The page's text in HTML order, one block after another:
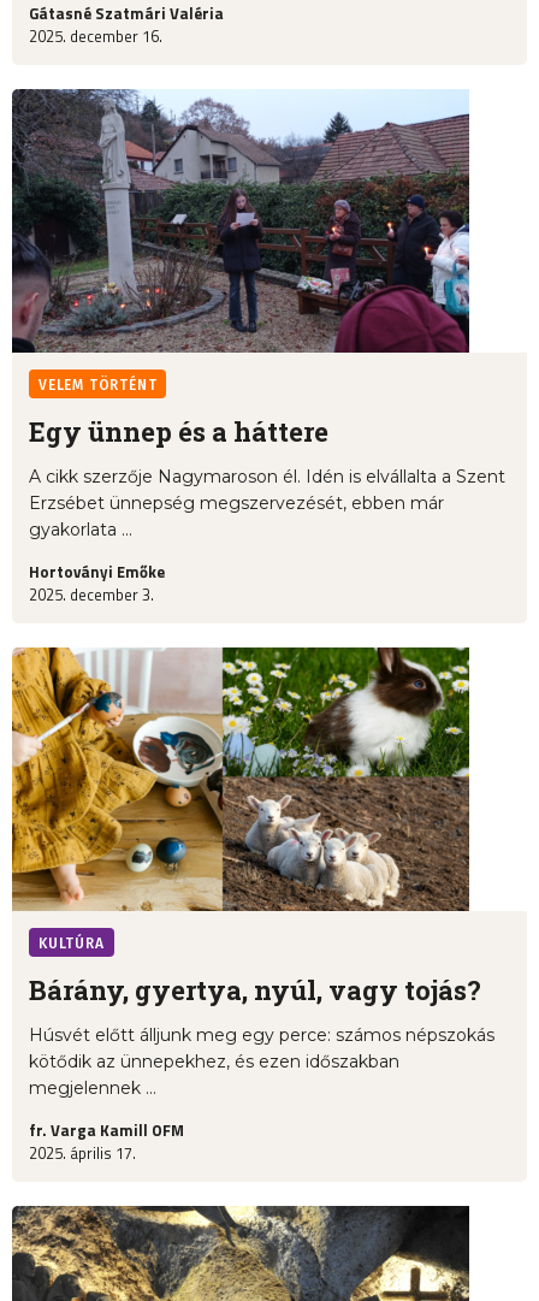
Gátasné Szatmári Valéria
2025. december 16.
VELEM TÖRTÉNT
Egy ünnep és a háttere
A cikk szerzője Nagymaroson él. Idén is elvállalta a Szent
Erzsébet ünnepség megszervezését, ebben már
gyakorlata ...
Hortoványi Emőke
2025. december 3.
KULTÚRA
Bárány, gyertya, nyúl, vagy tojás?
Húsvét előtt álljunk meg egy perce: számos népszokás
kötődik az ünnepekhez, és ezen időszakban
megjelennek ...
fr. Varga Kamill OFM
2025. április 17.